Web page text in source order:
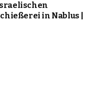
in Nablus |